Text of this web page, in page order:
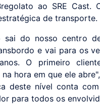
ao SRE
de transporte.
sai do nosso centro
e vai para os
O primeiro
hora em que ele
deste nível conta
para todos os